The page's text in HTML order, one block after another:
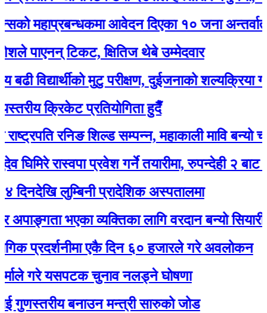
आवेदन दिएका १० जना अन्तर्वार्ताका
टिकट, क्षितिज थेबे उम्मेदवार
मुटु परीक्षण, दुईजनाको शल्यक्रिया गर्नुपर्ने
क्रिकेट प्रतियोगिता हुदैँ
रनिङ शिल्ड सम्पन्न, महाकाली मावि बन्यो
रास्वपा प्रवेश गर्ने तयारीमा, रुपन्देही २ बाट
लुम्बिनी प्रादेशिक अस्पतालमा
भएका व्यक्तिका लागि वरदान बन्यो सियारीको
एकै दिन ६० हजारले गरे अवलोकन
यसपटक चुनाव नलड्ने घोषणा
बनाउन मन्त्री सारुको जोड